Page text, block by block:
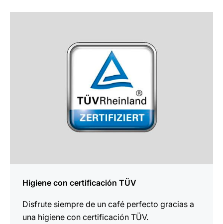
Higiene con certificación TÜV
Disfrute siempre de un café perfecto gracias a
una higiene con certificación TÜV.